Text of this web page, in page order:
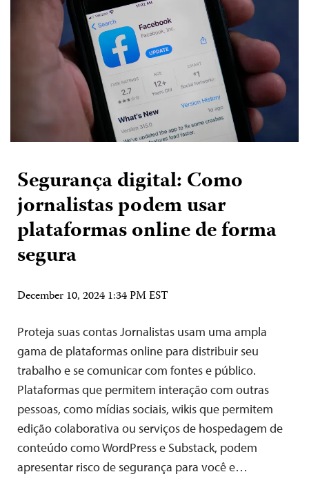
Segurança digital: Como
jornalistas podem usar
plataformas online de forma
segura
December 10, 2024 1:34 PM EST
Proteja suas contas Jornalistas usam uma ampla
gama de plataformas online para distribuir seu
trabalho e se comunicar com fontes e público.
Plataformas que permitem interação com outras
pessoas, como mídias sociais, wikis que permitem
edição colaborativa ou serviços de hospedagem de
conteúdo como WordPress e Substack, podem
apresentar risco de segurança para você e…